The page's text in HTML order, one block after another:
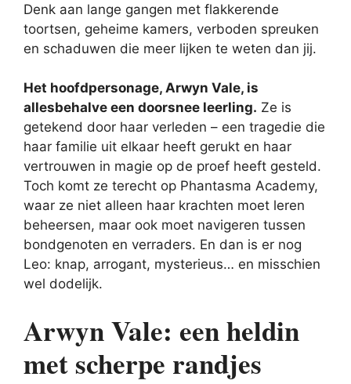
Denk aan lange gangen met flakkerende
toortsen, geheime kamers, verboden spreuken
en schaduwen die meer lijken te weten dan jij.
Het hoofdpersonage, Arwyn Vale, is
allesbehalve een doorsnee leerling. Ze is
getekend door haar verleden – een tragedie die
haar familie uit elkaar heeft gerukt en haar
vertrouwen in magie op de proef heeft gesteld.
Toch komt ze terecht op Phantasma Academy,
waar ze niet alleen haar krachten moet leren
beheersen, maar ook moet navigeren tussen
bondgenoten en verraders. En dan is er nog
Leo: knap, arrogant, mysterieus… en misschien
wel dodelijk.
Arwyn Vale: een heldin
met scherpe randjes